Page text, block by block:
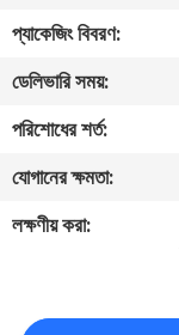
মান
নিয়ন্ত্রণ
যোগাযোগ
করুন
প্যাকেজিং বিবরণ:
ডেলিভারি সময়:
পরিশোধের শর্ত:
যোগানের ক্ষমতা:
লক্ষণীয় করা: